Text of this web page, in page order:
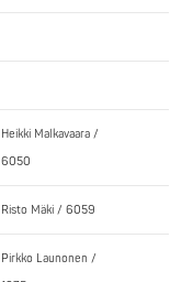
Heikki Malkavaara /
6050
Risto Mäki / 6059
Pirkko Launonen /